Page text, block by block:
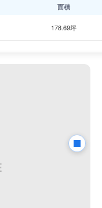
面積
178.69坪